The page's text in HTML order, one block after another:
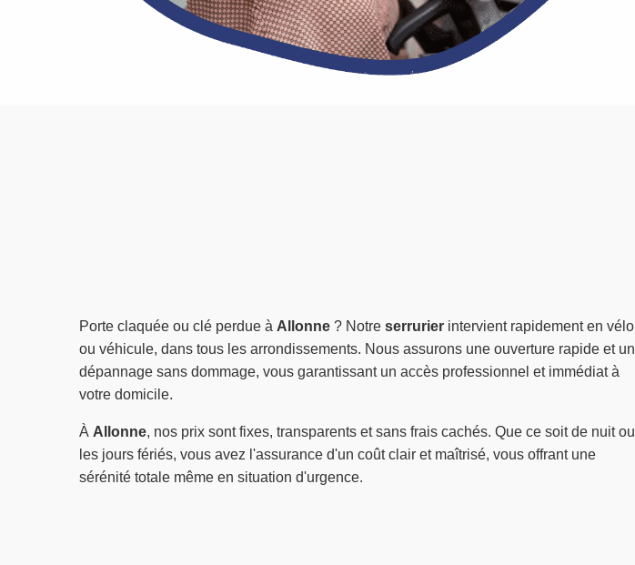
Porte claquée ou clé perdue à Allonne ? Notre serrurier intervient rapidement en vélo
ou véhicule, dans tous les arrondissements. Nous assurons une ouverture rapide et un
dépannage sans dommage, vous garantissant un accès professionnel et immédiat à
votre domicile.
À Allonne, nos prix sont fixes, transparents et sans frais cachés. Que ce soit de nuit ou
les jours fériés, vous avez l'assurance d'un coût clair et maîtrisé, vous offrant une
sérénité totale même en situation d'urgence.